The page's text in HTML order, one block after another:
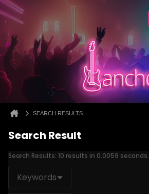
SEARCH RESULTS
Search Result
Search Results: 10 results in 0.0059 seconds.
Keywords